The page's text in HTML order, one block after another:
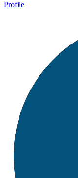
Profile